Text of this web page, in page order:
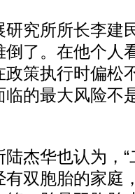
究所所长李建
了。在他个人
策执行时偏松
临的最大风险不
华也认为，“
双胞胎的家庭